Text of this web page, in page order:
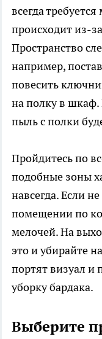
всегда
происходит из-
Пространство
например,
повесить
на полку в шкаф.
пыль с полки
Пройдитесь по
подобные зоны
навсегда. Если
помещении по
мелочей. На
это и убирайте
портят визуал и
уборку бардака.
Выберите